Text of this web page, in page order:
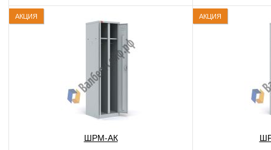
АКЦИЯ
ШРМ-АК
АКЦИЯ